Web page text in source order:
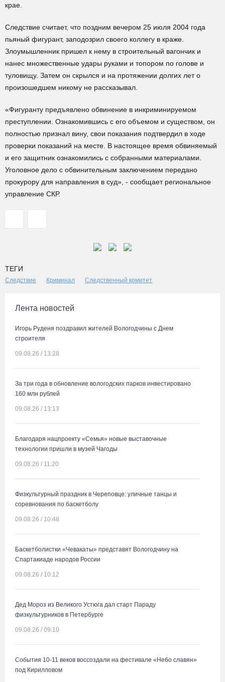
крае.
Следствие считает, что поздним вечером 25 июля 2004 года
пьяный фигурант, заподозрил своего коллегу в краже.
Злоумышленник пришел к нему в строительный вагончик и
нанес множественные удары руками и топором по голове и
туловищу. Затем он скрылся и на протяжении долгих лет о
произошедшем никому не рассказывал.
«Фигуранту предъявлено обвинение в инкриминируемом
преступлении. Ознакомившись с его объемом и существом, он
полностью признал вину, свои показания подтвердил в ходе
проверки показаний на месте. В настоящее время обвиняемый
и его защитник ознакомились с собранными материалами.
Уголовное дело с обвинительным заключением передано
прокурору для направления в суд», - сообщает региональное
управление СКР.
ТЕГИ
Следствие Криминал Следственный комитет
Лента новостей
Игорь Руденя поздравил жителей Вологодчины с Днем
строителя
09.08.26 / 13:28
За три года в обновление вологодских парков инвестировано
160 млн рублей
09.08.26 / 13:13
Благодаря нацпроекту «Семья» новые выставочные
технологии пришли в музей Чагоды
09.08.26 / 11:20
Физкультурный праздник в Череповце: уличные танцы и
соревнования по баскетболу
09.08.26 / 10:48
Баскетболистки «Чевакаты» представят Вологодчину на
Спартакиаде народов России
09.08.26 / 10:12
Дед Мороз из Великого Устюга дал старт Параду
физкультурников в Петербурге
09.08.26 / 09:10
События 10-11 веков воссоздали на фестивале «Небо славян»
под Кирилловом